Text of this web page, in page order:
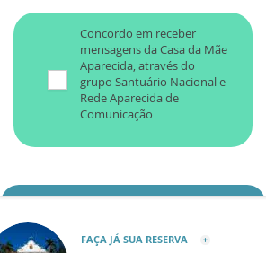
Concordo em receber
mensagens da Casa da Mãe
Aparecida, através do
grupo Santuário Nacional e
Rede Aparecida de
Comunicação
ENVIAR
FAÇA JÁ SUA RESERVA